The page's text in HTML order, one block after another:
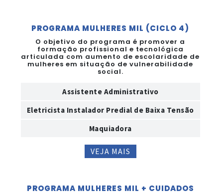
PROGRAMA MULHERES MIL (CICLO 4)
O objetivo do programa é promover a
formação profissional e tecnológica
articulada com aumento de escolaridade de
mulheres em situação de vulnerabilidade
social.
Assistente Administrativo
Eletricista Instalador Predial de Baixa Tensão
Maquiadora
VEJA MAIS
PROGRAMA MULHERES MIL + CUIDADOS